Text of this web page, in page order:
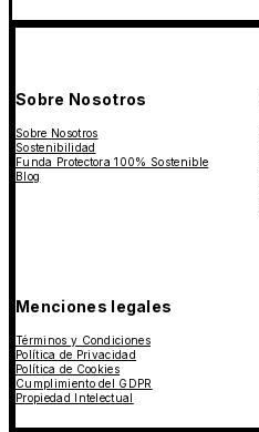
Sobre Nosotros
Sobre Nosotros
Sostenibilidad
Funda Protectora 100% Sostenible
Blog
Menciones legales
Términos y Condiciones
Política de Privacidad
Política de Cookies
Cumplimiento del GDPR
Propiedad Intelectual